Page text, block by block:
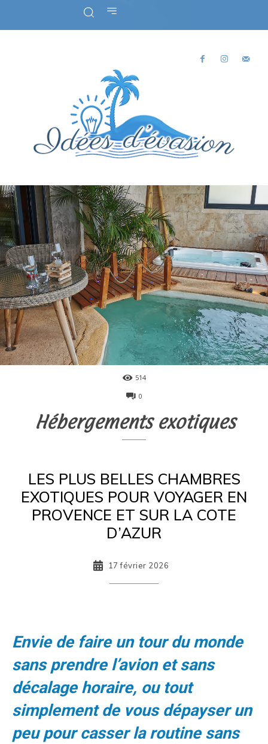
514
0
Hébergements exotiques
LES PLUS BELLES CHAMBRES
EXOTIQUES POUR VOYAGER EN
PROVENCE ET SUR LA COTE
D’AZUR
17 février 2026
Envie de faire un tour du monde
sans prendre l’avion et sans
décalage horaire, ou tout
simplement de vous dépayser un
peu pour casser la routine sans